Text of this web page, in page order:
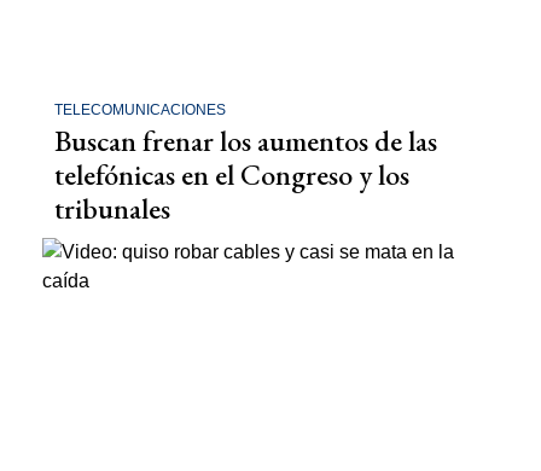
TELECOMUNICACIONES
Buscan frenar los aumentos de las
telefónicas en el Congreso y los
tribunales